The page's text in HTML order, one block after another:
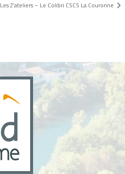
Les Z’ateliers – Le Colibri CSCS La Couronne